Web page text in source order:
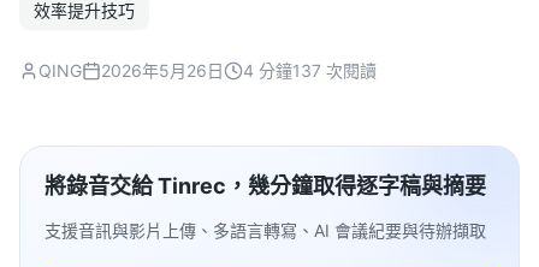
效率提升技巧
QING 2026年5月26日 4 分鐘137 次閱讀
將錄音交給 Tinrec，幾分鐘取得逐字稿與摘要
支援音訊與影片上傳、多語言轉寫、AI 會議紀要與待辦擷取